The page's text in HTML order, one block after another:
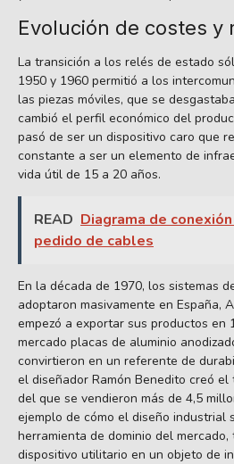
Evolución de costes y
La transición a los relés de estado
1950 y 1960 permitió a los
las piezas móviles, que se
cambió el perfil económico del
pasó de ser un dispositivo caro que
constante a ser un elemento de
vida útil de 15 a 20 años.
READ Diagrama de
pedido de cables
En la década de 1970, los sistemas
adoptaron masivamente en España,
empezó a exportar sus productos en
mercado placas de aluminio
convirtieron en un referente de
el diseñador Ramón Benedito creó el
del que se vendieron más de 4,5
ejemplo de cómo el diseño industrial
herramienta de dominio del
dispositivo utilitario en un objeto de